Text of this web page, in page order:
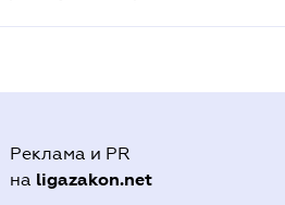
Реклама и PR
на ligazakon.net